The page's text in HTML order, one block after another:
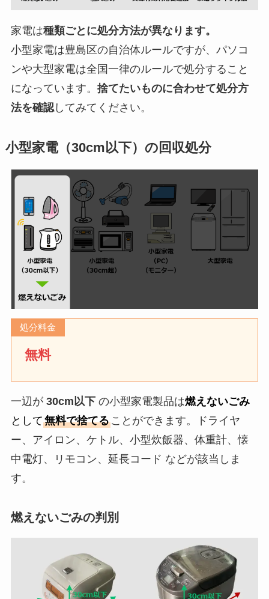
家電は種類ごとに処分方法が異なります。
小型家電は豊島区の自治体ルールですが、パソコ
ンや大型家電は全国一律のルールで処分すること
になっています。 捨てたいものに合わせて処分方
法を確認してみてください。
小型家電（30cm以下）の回収処分
処分料金
無料
一辺が 30cm以下の小型家電製品は燃えないごみ
として無料で捨てることができます。ドライヤ
ー、アイロン、ケトル、小型炊飯器、体重計、懐
中電灯、リモコン、延長コード などが該当しま
す。
燃えないごみの判別